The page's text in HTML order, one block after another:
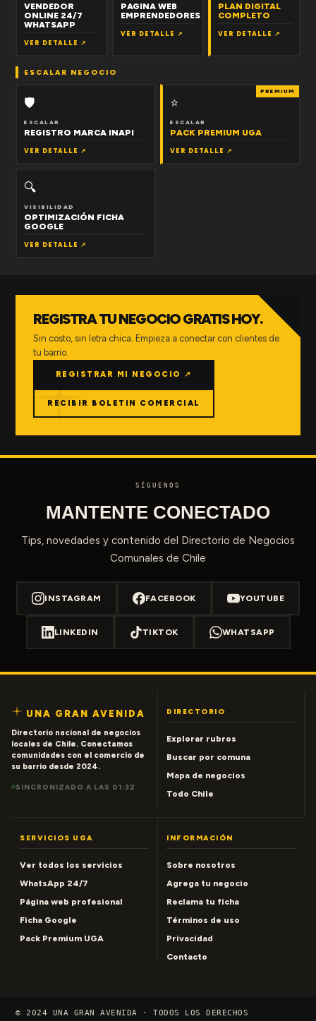
VENDEDOR
ONLINE 24/7
WHATSAPP
VER DETALLE ↗
PAGINA WEB
EMPRENDEDORES
VER DETALLE ↗
PLAN DIGITAL
COMPLETO
VER DETALLE ↗
ESCALAR NEGOCIO
🛡
ESCALAR
REGISTRO MARCA INAPI
VER DETALLE ↗
PREMIUM
⭐
ESCALAR
PACK PREMIUM UGA
VER DETALLE ↗
🔍
VISIBILIDAD
OPTIMIZACIÓN FICHA
GOOGLE
VER DETALLE ↗
REGISTRA TU NEGOCIO GRATIS HOY.
Sin costo, sin letra chica. Empieza a conectar con clientes de
tu barrio.
REGISTRAR MI NEGOCIO ↗
RECIBIR BOLETIN COMERCIAL
SÍGUENOS
MANTENTE CONECTADO
Tips, novedades y contenido del Directorio de Negocios
Comunales de Chile
INSTAGRAM FACEBOOK YOUTUBE
LINKEDIN TIKTOK WHATSAPP
UNA GRAN AVENIDA
Directorio nacional de negocios
locales de Chile. Conectamos
comunidades con el comercio de
su barrio desde 2024.
SINCRONIZADO A LAS 01:32
DIRECTORIO
Explorar rubros
Buscar por comuna
Mapa de negocios
Todo Chile
SERVICIOS UGA
Ver todos los servicios
WhatsApp 24/7
Página web profesional
Ficha Google
Pack Premium UGA
INFORMACIÓN
Sobre nosotros
Agrega tu negocio
Reclama tu ficha
Términos de uso
Privacidad
Contacto
© 2024 UNA GRAN AVENIDA · TODOS LOS DERECHOS